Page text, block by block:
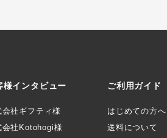
様インタビュー
会社ギフティ様
会社Kotohogi様
ご利用ガイド
はじめての方へ
送料について